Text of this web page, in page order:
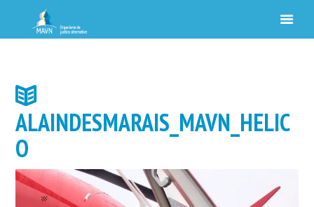
ALAINDESMARAIS_MAVN_HELIC
O